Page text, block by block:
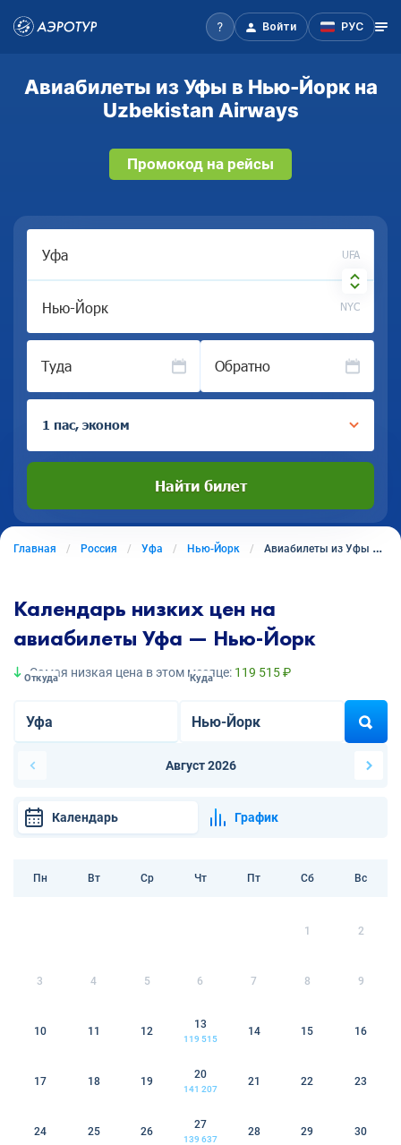
Войти РУС
Авиабилеты из Уфы в Нью-Йорк на
Uzbekistan Airways
Промокод на рейсы
UFA
NYC
Туда Обратно
1 пас, эконом
Найти билет
Главная Россия Уфа Нью-Йорк Авиабилеты из Уфы в Нью-Йорк
Календарь низких цен на
авиабилеты Уфа — Нью-Йорк
Самая низкая цена в этом месяце: 119 515 ₽
Откуда Куда
Август 2026
Календарь График
Пн Вт Ср Чт Пт Сб Вс
1 2
3 4 5 6 7 8 9
10 11 12
13
119 515
14 15 16
17 18 19
20
141 207
21 22 23
24 25 26
27
139 637
28 29 30